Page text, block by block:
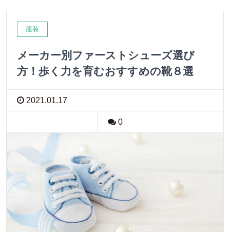
服装
メーカー別ファーストシューズ選び
方！歩く力を育むおすすめの靴８選
2021.01.17
0